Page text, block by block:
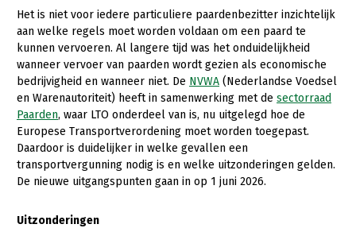
Sterk ondernemerschap
Transitiepaden
Thema’s
Gezonde planten
Gezonde dieren
Natuur, klimaat en energie
Bodem en water
Platteland en omgeving
Het is niet voor iedere particuliere paardenbezitter inzichtelijk
aan welke regels moet worden voldaan om een paard te
kunnen vervoeren. Al langere tijd was het onduidelijkheid
wanneer vervoer van paarden wordt gezien als economische
bedrijvigheid en wanneer niet. De NVWA (Nederlandse Voedsel
en Warenautoriteit) heeft in samenwerking met de sectorraad
Paarden, waar LTO onderdeel van is, nu uitgelegd hoe de
Europese Transportverordening moet worden toegepast.
Daardoor is duidelijker in welke gevallen een
transportvergunning nodig is en welke uitzonderingen gelden.
De nieuwe uitgangspunten gaan in op 1 juni 2026.
Uitzonderingen